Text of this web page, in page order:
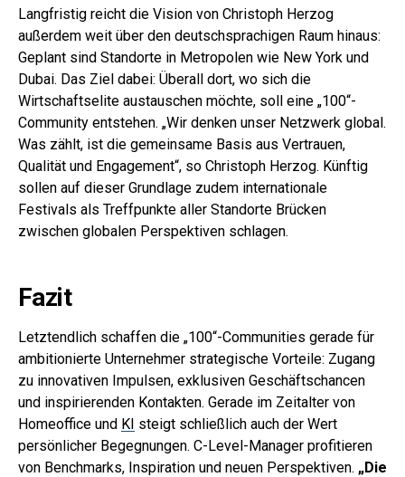
Langfristig reicht die Vision von Christoph Herzog
außerdem weit über den deutschsprachigen Raum hinaus:
Geplant sind Standorte in Metropolen wie New York und
Dubai. Das Ziel dabei: Überall dort, wo sich die
Wirtschaftselite austauschen möchte, soll eine „100“-
Community entstehen. „Wir denken unser Netzwerk global.
Was zählt, ist die gemeinsame Basis aus Vertrauen,
Qualität und Engagement“, so Christoph Herzog. Künftig
sollen auf dieser Grundlage zudem internationale
Festivals als Treffpunkte aller Standorte Brücken
zwischen globalen Perspektiven schlagen.
Fazit
Letztendlich schaffen die „100“-Communities gerade für
ambitionierte Unternehmer strategische Vorteile: Zugang
zu innovativen Impulsen, exklusiven Geschäftschancen
und inspirierenden Kontakten. Gerade im Zeitalter von
Homeoffice und KI steigt schließlich auch der Wert
persönlicher Begegnungen. C-Level-Manager profitieren
von Benchmarks, Inspiration und neuen Perspektiven. „Die